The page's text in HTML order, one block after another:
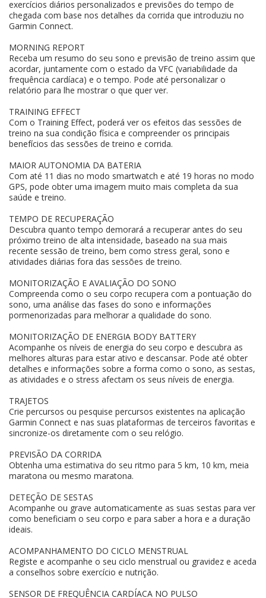
exercícios diários personalizados e previsões do tempo de
chegada com base nos detalhes da corrida que introduziu no
Garmin Connect.
MORNING REPORT
Receba um resumo do seu sono e previsão de treino assim que
acordar, juntamente com o estado da VFC (variabilidade da
frequência cardíaca) e o tempo. Pode até personalizar o
relatório para lhe mostrar o que quer ver.
TRAINING EFFECT
Com o Training Effect, poderá ver os efeitos das sessões de
treino na sua condição física e compreender os principais
benefícios das sessões de treino e corrida.
MAIOR AUTONOMIA DA BATERIA
Com até 11 dias no modo smartwatch e até 19 horas no modo
GPS, pode obter uma imagem muito mais completa da sua
saúde e treino.
TEMPO DE RECUPERAÇÃO
Descubra quanto tempo demorará a recuperar antes do seu
próximo treino de alta intensidade, baseado na sua mais
recente sessão de treino, bem como stress geral, sono e
atividades diárias fora das sessões de treino.
MONITORIZAÇÃO E AVALIAÇÃO DO SONO
Compreenda como o seu corpo recupera com a pontuação do
sono, uma análise das fases do sono e informações
pormenorizadas para melhorar a qualidade do sono.
MONITORIZAÇÃO DE ENERGIA BODY BATTERY
Acompanhe os níveis de energia do seu corpo e descubra as
melhores alturas para estar ativo e descansar. Pode até obter
detalhes e informações sobre a forma como o sono, as sestas,
as atividades e o stress afectam os seus níveis de energia.
TRAJETOS
Crie percursos ou pesquise percursos existentes na aplicação
Garmin Connect e nas suas plataformas de terceiros favoritas e
sincronize-os diretamente com o seu relógio.
PREVISÃO DA CORRIDA
Obtenha uma estimativa do seu ritmo para 5 km, 10 km, meia
maratona ou mesmo maratona.
DETEÇÃO DE SESTAS
Acompanhe ou grave automaticamente as suas sestas para ver
como beneficiam o seu corpo e para saber a hora e a duração
ideais.
ACOMPANHAMENTO DO CICLO MENSTRUAL
Registe e acompanhe o seu ciclo menstrual ou gravidez e aceda
a conselhos sobre exercício e nutrição.
SENSOR DE FREQUÊNCIA CARDÍACA NO PULSO